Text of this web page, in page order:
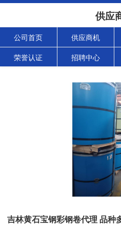
供应
公司首页 供应商机
荣誉认证 招聘中心
吉林黄石宝钢彩钢卷代理 品种